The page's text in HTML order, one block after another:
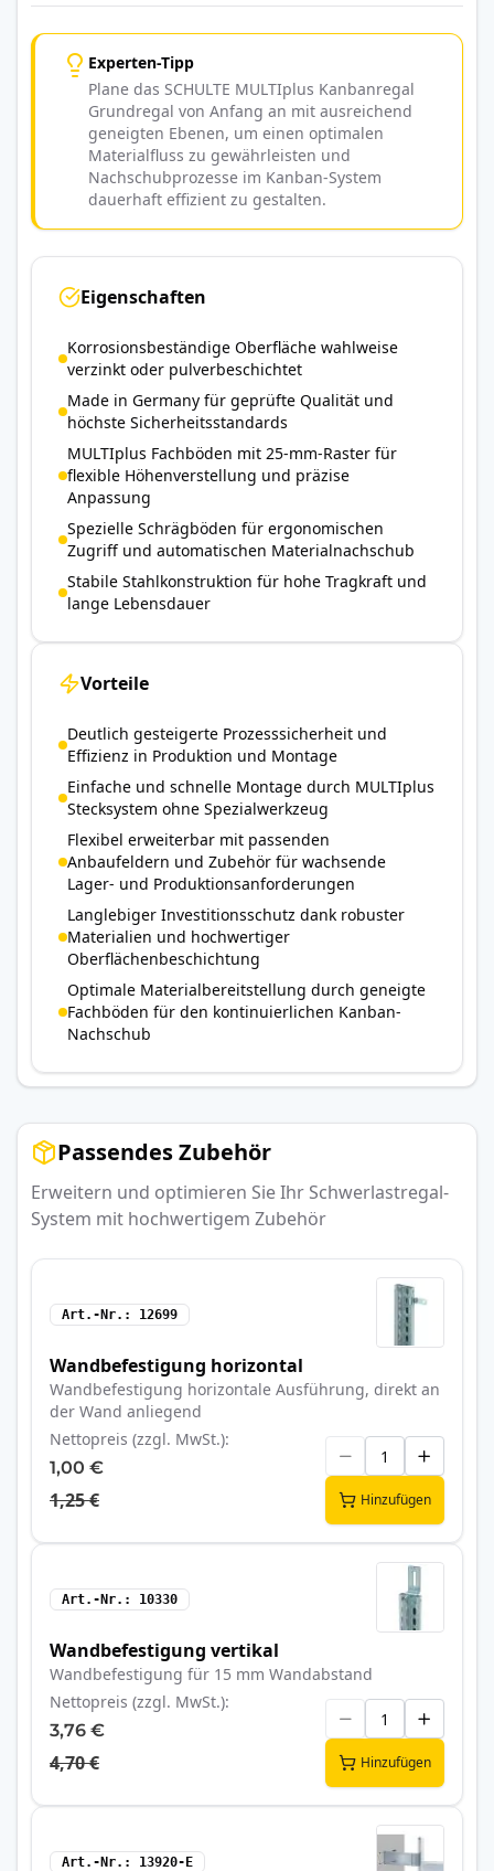
Experten-Tipp
Plane das SCHULTE MULTIplus Kanbanregal
Grundregal von Anfang an mit ausreichend
geneigten Ebenen, um einen optimalen
Materialfluss zu gewährleisten und
Nachschubprozesse im Kanban-System
dauerhaft effizient zu gestalten.
Eigenschaften
Korrosionsbeständige Oberfläche wahlweise
verzinkt oder pulverbeschichtet
Made in Germany für geprüfte Qualität und
höchste Sicherheitsstandards
MULTIplus Fachböden mit 25-mm-Raster für
flexible Höhenverstellung und präzise
Anpassung
Spezielle Schrägböden für ergonomischen
Zugriff und automatischen Materialnachschub
Stabile Stahlkonstruktion für hohe Tragkraft und
lange Lebensdauer
Vorteile
Deutlich gesteigerte Prozesssicherheit und
Effizienz in Produktion und Montage
Einfache und schnelle Montage durch MULTIplus
Stecksystem ohne Spezialwerkzeug
Flexibel erweiterbar mit passenden
Anbaufeldern und Zubehör für wachsende
Lager- und Produktionsanforderungen
Langlebiger Investitionsschutz dank robuster
Materialien und hochwertiger
Oberflächenbeschichtung
Optimale Materialbereitstellung durch geneigte
Fachböden für den kontinuierlichen Kanban-
Nachschub
Passendes Zubehör
Erweitern und optimieren Sie Ihr Schwerlastregal-
System mit hochwertigem Zubehör
Art.-Nr. 12699
Wandbefestigung horizontal
Wandbefestigung horizontale Ausführung, direkt an
der Wand anliegend
Nettopreis (zzgl. MwSt.)
1,00 €
1,25 € Hinzufügen
Art.-Nr. 10330
Wandbefestigung vertikal
Wandbefestigung für 15 mm Wandabstand
Nettopreis (zzgl. MwSt.)
3,76 €
4,70 € Hinzufügen
Art.-Nr. 13920-E